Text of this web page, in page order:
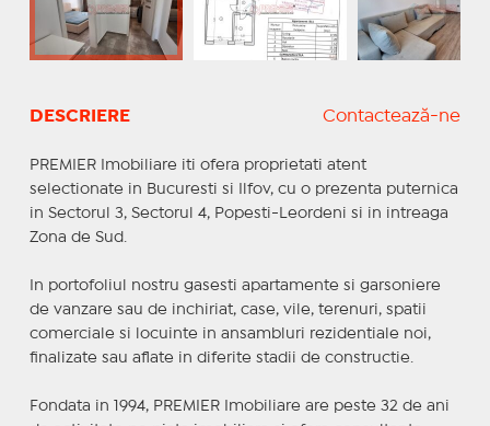
DESCRIERE Contactează-ne
PREMIER Imobiliare iti ofera proprietati atent
selectionate in Bucuresti si Ilfov, cu o prezenta puternica
in Sectorul 3, Sectorul 4, Popesti-Leordeni si in intreaga
Zona de Sud.
In portofoliul nostru gasesti apartamente si garsoniere
de vanzare sau de inchiriat, case, vile, terenuri, spatii
comerciale si locuinte in ansambluri rezidentiale noi,
finalizate sau aflate in diferite stadii de constructie.
Fondata in 1994, PREMIER Imobiliare are peste 32 de ani